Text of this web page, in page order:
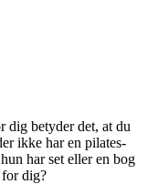
dig betyder det, at du
ikke har en pilates-
har set eller en bog
dig?